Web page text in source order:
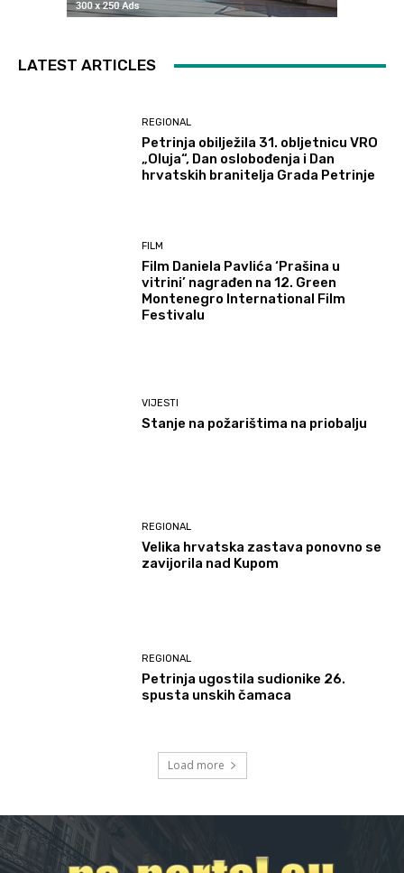
LATEST ARTICLES
REGIONAL
Petrinja obilježila 31. obljetnicu VRO
„Oluja“, Dan oslobođenja i Dan
hrvatskih branitelja Grada Petrinje
FILM
Film Daniela Pavlića ‘Prašina u
vitrini’ nagrađen na 12. Green
Montenegro International Film
Festivalu
VIJESTI
Stanje na požarištima na priobalju
REGIONAL
Velika hrvatska zastava ponovno se
zavijorila nad Kupom
REGIONAL
Petrinja ugostila sudionike 26.
spusta unskih čamaca
Load more